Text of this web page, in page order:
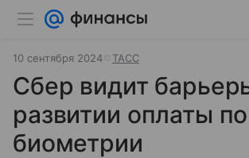
10 сентября 2024 ТАСС
Сбер видит
развитии оплаты по
биометрии